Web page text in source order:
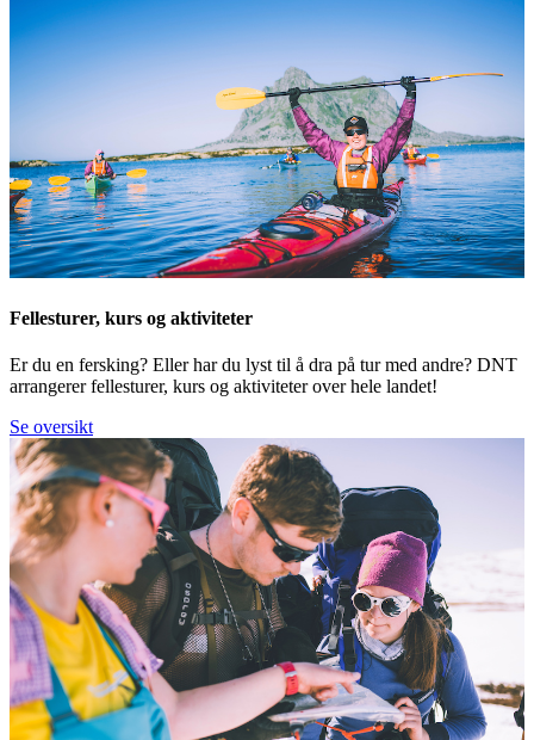
Fellesturer, kurs og aktiviteter
Er du en fersking? Eller har du lyst til å dra på tur med andre? DNT
arrangerer fellesturer, kurs og aktiviteter over hele landet!
Se oversikt